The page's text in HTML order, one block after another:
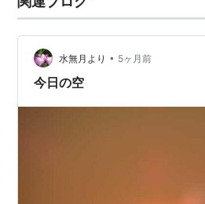
水無月より • 5ヶ月前
今日の空